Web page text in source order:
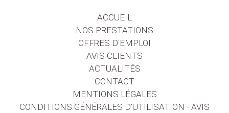
ACCUEIL
NOS PRESTATIONS
OFFRES D'EMPLOI
AVIS CLIENTS
ACTUALITÉS
CONTACT
MENTIONS LÉGALES
CONDITIONS GÉNÉRALES D'UTILISATION - AVIS